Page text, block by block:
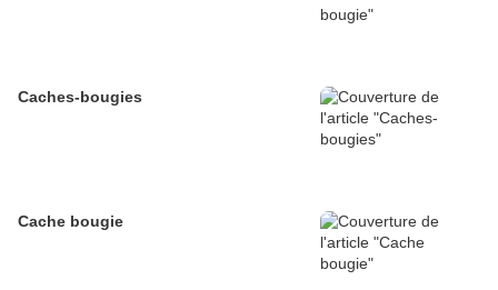
Caches-bougies
Cache bougie